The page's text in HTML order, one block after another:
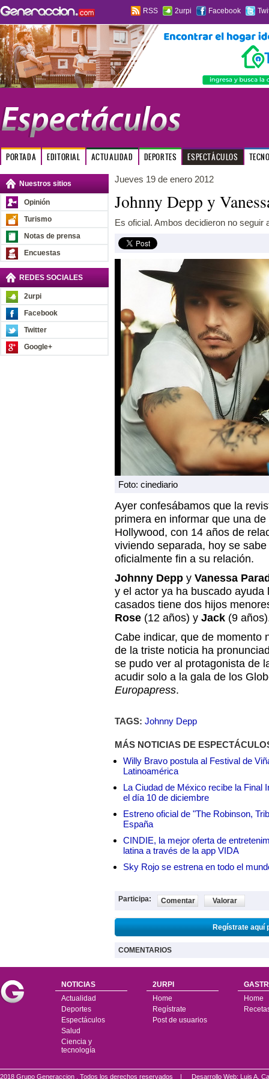
RSS 2urpi Facebook
PORTADA EDITORIAL ACTUALIDAD DEPORTES ESPECTÁCULOS
Nuestros sitios
Opinión
Turismo
Notas de prensa
Encuestas
REDES SOCIALES
2urpi
Facebook
Twitter
Google+
Jueves 19 de enero 2012
Johnny Depp y
Es oficial. Ambos decidieron no seguir
Foto: cinediario
Ayer confesábamos que la
primera en informar que una
Hollywood, con 14 años de
viviendo separada, hoy se
oficialmente fin a su relación.
Johnny Depp y Vanessa
y el actor ya ha buscado
casados tiene dos hijos
Rose (12 años) y Jack (9
Cabe indicar, que de momento
de la triste noticia ha
se pudo ver al protagonista de
acudir solo a la gala de los
Europapress.
TAGS: Johnny Depp
MÁS NOTICIAS DE
Willy Bravo postula al Festival de
Latinoamérica
La Ciudad de México recibe la Final
el día 10 de diciembre
Estreno oficial de "The Robinson,
España
CINDIE, la mejor oferta de
latina a través de la app VIDA
Sky Rojo se estrena en todo el
Participa: Comentar Valorar
Regístrate aquí
COMENTARIOS
NOTICIAS
Actualidad
Deportes
Espectáculos
Salud
Ciencia y
tecnología
2URPI
Home
Regístrate
Post de usuarios
Home
2018 Grupo Generaccion . Todos los derechos reservados | Desarrollo Web: Luis